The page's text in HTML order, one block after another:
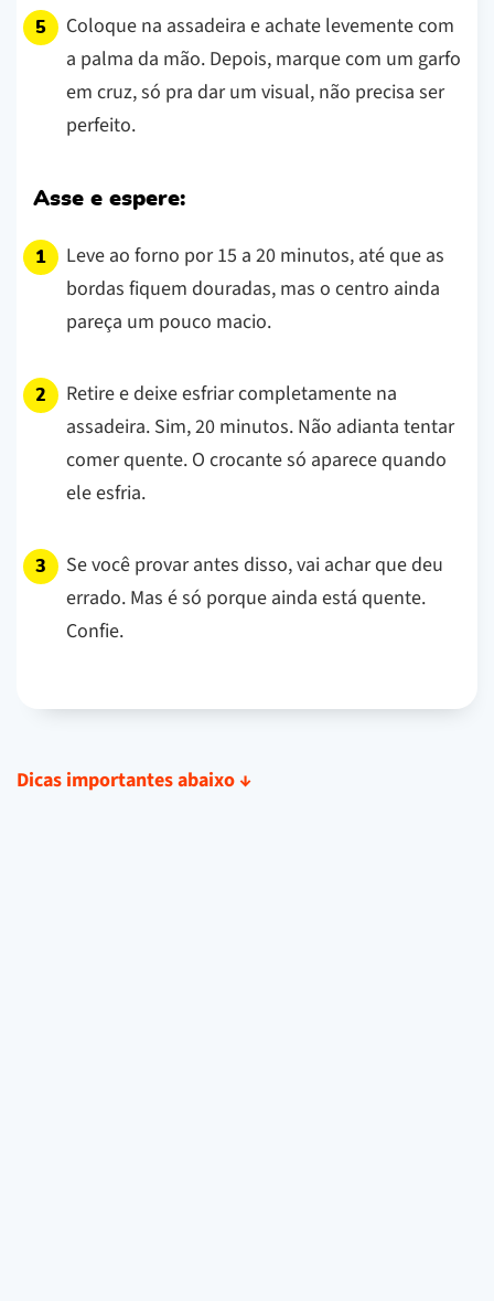
Coloque na assadeira e achate levemente com
a palma da mão. Depois, marque com um garfo
em cruz, só pra dar um visual, não precisa ser
perfeito.
Asse e espere:
Leve ao forno por 15 a 20 minutos, até que as
bordas fiquem douradas, mas o centro ainda
pareça um pouco macio.
Retire e deixe esfriar completamente na
assadeira. Sim, 20 minutos. Não adianta tentar
comer quente. O crocante só aparece quando
ele esfria.
Se você provar antes disso, vai achar que deu
errado. Mas é só porque ainda está quente.
Confie.
Dicas importantes abaixo ↓